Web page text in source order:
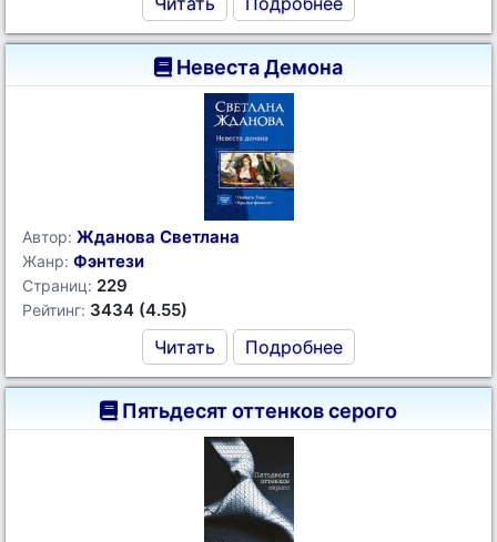
Невеста Демона
Автор: Жданова Светлана
Жанр: Фэнтези
Страниц: 229
Рейтинг: 3434 (4.55)
Читать Подробнее
Пятьдесят оттенков серого